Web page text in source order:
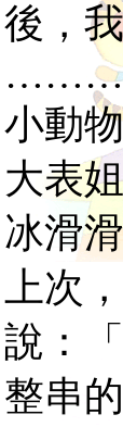
後，
小動
大表
冰滑
上次
說：
整串